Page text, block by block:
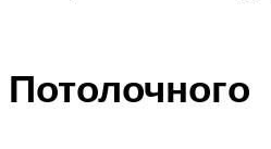
Потолочного